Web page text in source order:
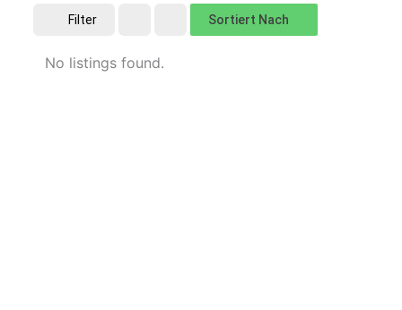
Filter Sortiert Nach
No listings found.